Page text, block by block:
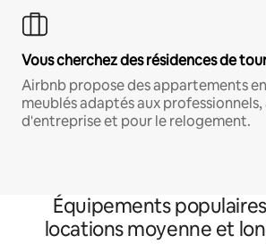
Vous cherchez des résidences de
Airbnb propose des appartements
meublés adaptés aux
d'entreprise et pour le relogement.
Équipements
locations moyenne et